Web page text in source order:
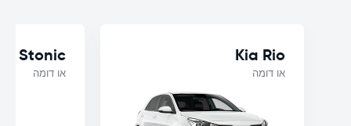
Kia Rio
או דומה
Stonic
או דומה